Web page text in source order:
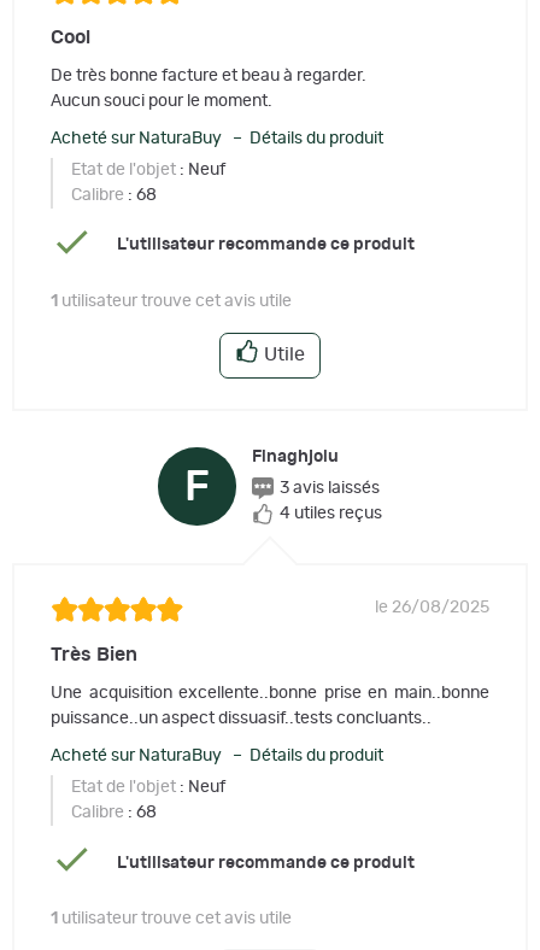
Cool
De très bonne facture et beau à regarder.
Aucun souci pour le moment.
Acheté sur NaturaBuy – Détails du produit
Etat de l'objet : Neuf
Calibre : 68
L'utilisateur recommande ce produit
1 utilisateur trouve cet avis utile
Utile
F
Finaghjolu
3 avis laissés
4 utiles reçus
le 26/08/2025
Très Bien
Une acquisition excellente..bonne prise en main..bonne
puissance..un aspect dissuasif..tests concluants..
Acheté sur NaturaBuy – Détails du produit
Etat de l'objet : Neuf
Calibre : 68
L'utilisateur recommande ce produit
1 utilisateur trouve cet avis utile